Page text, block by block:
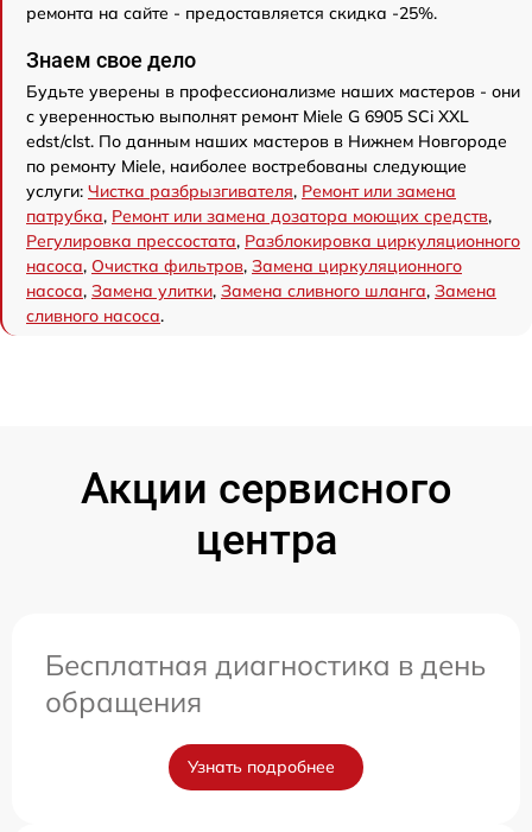
ремонта на сайте - предоставляется скидка -25%.
Знаем свое дело
Будьте уверены в профессионализме наших мастеров - они
с уверенностью выполнят ремонт Miele G 6905 SCi XXL
edst/clst. По данным наших мастеров в Нижнем Новгороде
по ремонту Miele, наиболее востребованы следующие
услуги: Чистка разбрызгивателя, Ремонт или замена
патрубка, Ремонт или замена дозатора моющих средств,
Регулировка прессостата, Разблокировка циркуляционного
насоса, Очистка фильтров, Замена циркуляционного
насоса, Замена улитки, Замена сливного шланга, Замена
сливного насоса.
Акции сервисного
центра
Бесплатная диагностика в день
обращения
Узнать подробнее